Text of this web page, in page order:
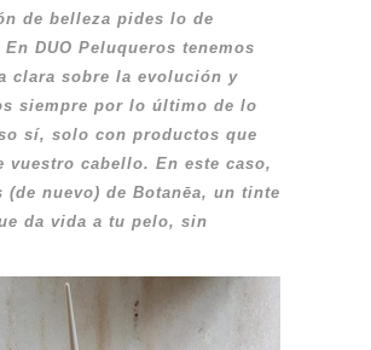
de belleza pides lo de
DUO Peluqueros tenemos
clara sobre la evolución y
siempre por lo último de lo
sí, solo con productos que
vuestro cabello. En este caso,
(de nuevo) de Botanēa, un tinte
da vida a tu pelo, sin